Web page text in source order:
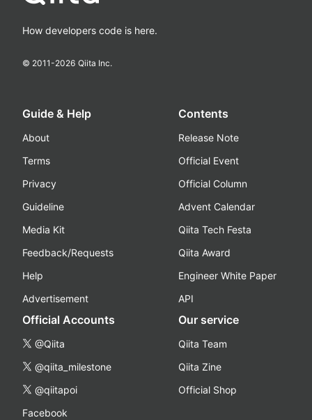
How developers code is here.
© 2011-2026 Qiita Inc.
Guide & Help
About
Terms
Privacy
Guideline
Media Kit
Feedback/Requests
Help
Advertisement
Contents
Release Note
Official Event
Official Column
Advent Calendar
Qiita Tech Festa
Qiita Award
Engineer White Paper
API
Official Accounts
@Qiita
@qiita_milestone
@qiitapoi
Facebook
Our service
Qiita Team
Qiita Zine
Official Shop